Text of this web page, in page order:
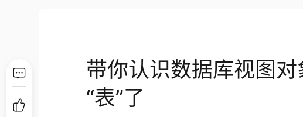
带你认识数据库视图
“表”了